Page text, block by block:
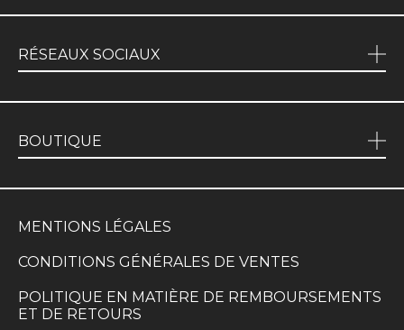
RÉSEAUX SOCIAUX
BOUTIQUE
MENTIONS LÉGALES
CONDITIONS GÉNÉRALES DE VENTES
POLITIQUE EN MATIÈRE DE REMBOURSEMENTS
ET DE RETOURS